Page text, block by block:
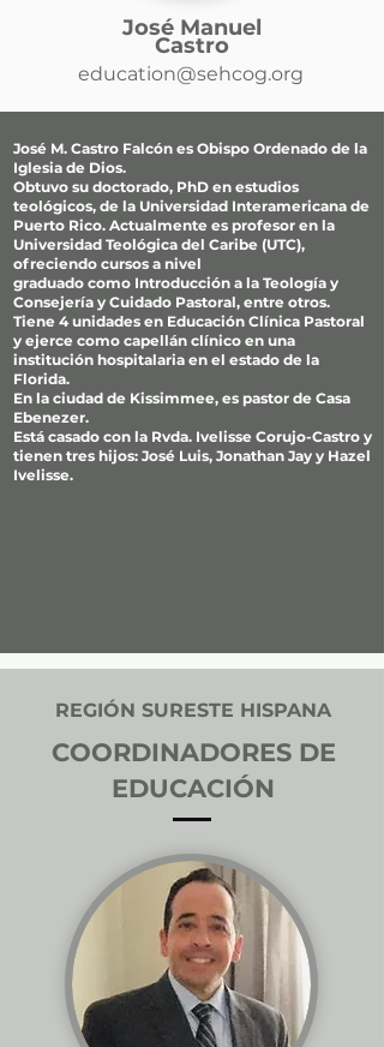
José Manuel
Castro
education@sehcog.org
José M. Castro Falcón es Obispo Ordenado de la
Iglesia de Dios.
Obtuvo su doctorado, PhD en estudios
teológicos, de la Universidad Interamericana de
Puerto Rico. Actualmente es profesor en la
Universidad Teológica del Caribe (UTC),
ofreciendo cursos a nivel
graduado como Introducción a la Teología y
Consejería y Cuidado Pastoral, entre otros.
Tiene 4 unidades en Educación Clínica Pastoral
y ejerce como capellán clínico en una
institución hospitalaria en el estado de la
Florida.
En la ciudad de Kissimmee, es pastor de Casa
Ebenezer.
Está casado con la Rvda. Ivelisse Corujo-Castro y
tienen tres hijos: José Luis, Jonathan Jay y Hazel
Ivelisse.
REGIÓN SURESTE HISPANA
COORDINADORES DE
EDUCACIÓN